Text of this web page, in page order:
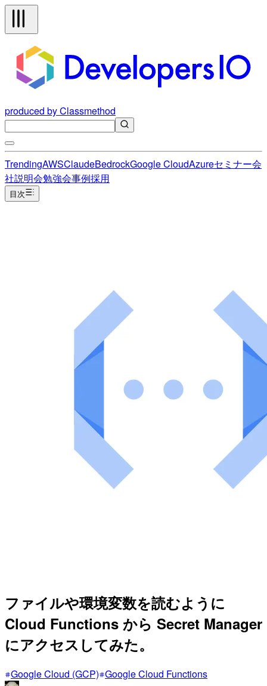
produced by Classmethod
TrendingAWSClaudeBedrockGoogle CloudAzureセミナー会
社説明会勉強会事例採用
目次
ファイルや環境変数を読むように
Cloud Functions から Secret Manager
にアクセスしてみた。
Google Cloud (GCP) Google Cloud Functions